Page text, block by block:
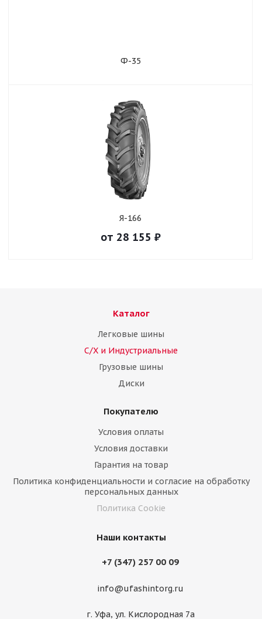
Ф-35
Я-166
от 28 155 ₽
Каталог
Легковые шины
С/Х и Индустриальные
Грузовые шины
Диски
Покупателю
Условия оплаты
Условия доставки
Гарантия на товар
Политика конфиденциальности и согласие на обработку
персональных данных
Политика Cookie
Наши контакты
+7 (347) 257 00 09
info@ufashintorg.ru
г. Уфа, ул. Кислородная 7а